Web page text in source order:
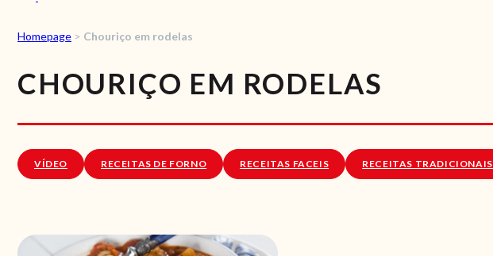
Homepage > Chouriço em rodelas
CHOURIÇO EM RODELAS
VÍDEO RECEITAS DE FORNO RECEITAS FACEIS RECEITAS TRADICIONAIS